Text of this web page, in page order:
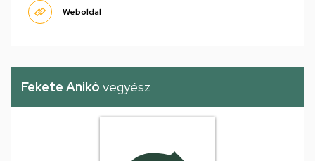
Weboldal
Fekete Anikó vegyész